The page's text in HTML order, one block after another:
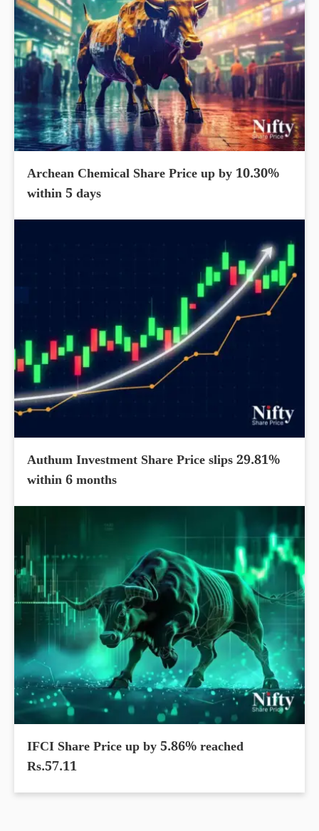
Archean Chemical Share Price up by 10.30%
within 5 days
Authum Investment Share Price slips 29.81%
within 6 months
IFCI Share Price up by 5.86% reached
Rs.57.11